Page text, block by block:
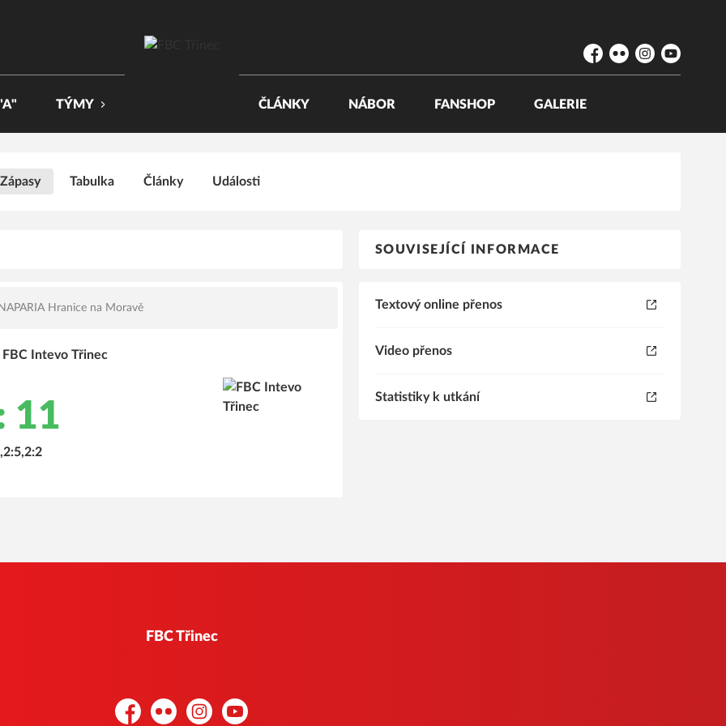
Facebook
Flickr Instagram
YouTube
TÝMY ČLÁNKY NÁBOR FANSHOP GALERIE
Zápasy Tabulka Články Události
Hranice na Moravě
FBC Intevo Třinec
11
SOUVISEJÍCÍ INFORMACE
Textový online přenos
Video přenos
Statistiky k utkání
FBC Třinec
FacebookFlickr InstagramYouTube